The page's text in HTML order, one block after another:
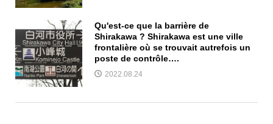
Qu'est-ce que la barrière de
Shirakawa ? Shirakawa est une ville
frontalière où se trouvait autrefois un
poste de contrôle….
2022.08.24